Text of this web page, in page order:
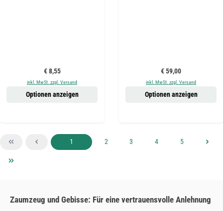
Regulärer Preis:
€ 8,55
inkl. MwSt. zzgl. Versand
Optionen anzeigen
Regulärer Preis:
€ 59,00
inkl. MwSt. zzgl. Versand
Optionen anzeigen
Seite
1 Seite
2 Seite
3 Seite
4 Seite
5
Zaumzeug und Gebisse: Für eine vertrauensvolle Anlehnung